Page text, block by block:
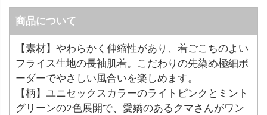
商品について
【素材】やわらかく伸縮性があり、着ごこちのよい
フライス生地の長袖肌着。こだわりの先染め極細ボ
ーダーでやさしい風合いを楽しめます。
【柄】ユニセックスカラーのライトピンクとミント
グリーンの2色展開で、愛嬌のあるクマさんがワン